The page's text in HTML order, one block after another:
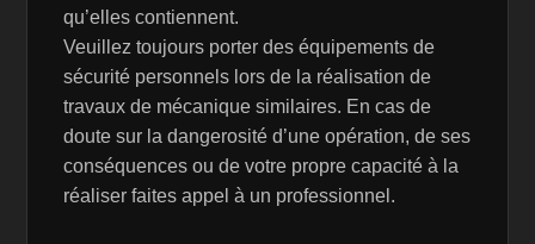
qu’elles contiennent.
Veuillez toujours porter des équipements de
sécurité personnels lors de la réalisation de
travaux de mécanique similaires. En cas de
doute sur la dangerosité d’une opération, de ses
conséquences ou de votre propre capacité à la
réaliser faites appel à un professionnel.